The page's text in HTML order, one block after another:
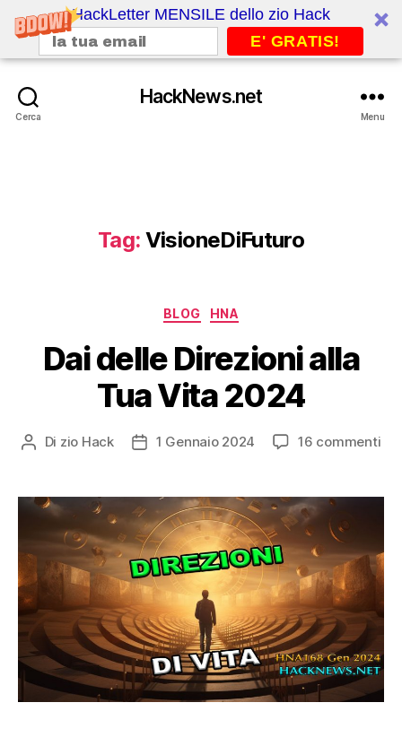
HackLetter MENSILE dello zio Hack
E' GRATIS!
Cerca
HackNews.net
Menu
Tag: VisioneDiFuturo
Categorie
BLOG HNA
Dai delle Direzioni alla
Tua Vita 2024
Autore
Di zio Hack
Data1 Gennaio 2024 16 commentisu